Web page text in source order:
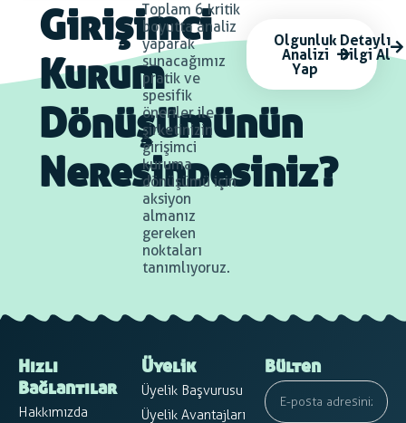
Girişimci
Kurum
Dönüşümünün
Neresindesiniz?
Toplam 6 kritik
boyutta analiz
yaparak
sunacağımız
pratik ve
spesifik
öneriler ile
şirketinizin
girişimci
kuruma
dönüşümü için
aksiyon
almanız
gereken
noktaları
tanımlıyoruz.
Olgunluk
Analizi
Yap
Detaylı
Bilgi Al
Hızlı
Bağlantılar
Hakkımızda
Üyelik
Üyelik Başvurusu
Üyelik Avantajları
Bülten